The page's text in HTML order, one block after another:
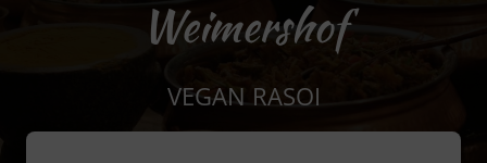
Weimershof
VEGAN RASOI